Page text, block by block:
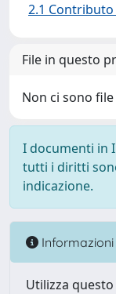
2.1
File in questo
Non ci sono
I documenti in
tutti i diritti
indicazione.
Informazioni
Utilizza